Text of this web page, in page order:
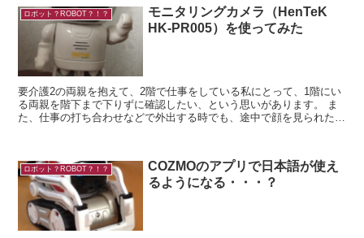
ロボット？ROBOT？！？
モニタリングカメラ（HenTeK
HK-PR005）を使ってみた
要介護2の両親を抱えて、2階で仕事をしている私にとって、1階にい
る両親を階下まで下りずに確認したい、という思いがあります。 ま
た、仕事の打ち合わせなどで外出する時でも、途中で顔を見られたら
ロボット？ROBOT？！？
COZMOのアプリで日本語が使え
るようになる・・・？